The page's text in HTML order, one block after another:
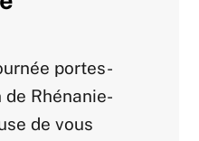
portes-
Rhénanie-
de vous